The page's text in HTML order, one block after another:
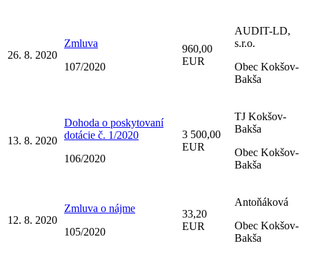
26. 8. 2020
Zmluva
107/2020
960,00
EUR
AUDIT-LD,
s.r.o.
Obec Kokšov-
Bakša
13. 8. 2020
Dohoda o poskytovaní
dotácie č. 1/2020
106/2020
3 500,00
EUR
TJ Kokšov-
Bakša
Obec Kokšov-
Bakša
12. 8. 2020
Zmluva o nájme
105/2020
33,20
EUR
Antoňáková
Obec Kokšov-
Bakša